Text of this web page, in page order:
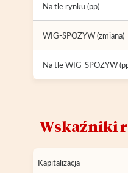
Na tle rynku (pp)
WIG-SPOZYW (zmiana)
Na tle WIG-SPOZYW
Wskaźniki
Kapitalizacja